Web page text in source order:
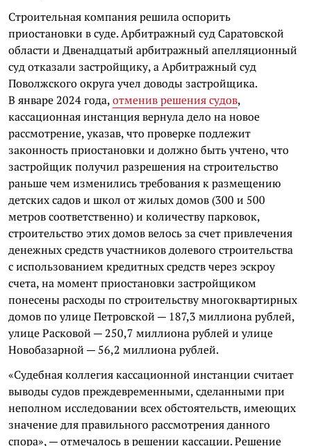
Строительная компания решила оспорить
приостановки в суде. Арбитражный суд Саратовской
области и Двенадцатый арбитражный апелляционный
суд отказали застройщику, а Арбитражный суд
Поволжского округа учел доводы застройщика.
В январе 2024 года,отменив решения судов,
кассационная инстанция вернула дело на новое
рассмотрение, указав, что проверке подлежит
законность приостановки и должно быть учтено, что
застройщик получил разрешения на строительство
раньше чем изменились требования к размещению
детских садов и школ от жилых домов (300 и 500
метров соответственно) и количеству парковок,
строительство этих домов велось за счет привлечения
денежных средств участников долевого строительства
с использованием кредитных средств через эскроу
счета, на момент приостановки застройщиком
понесены расходы по строительству многоквартирных
домов по улице Петровской — 187,3 миллиона рублей,
улице Расковой — 250,7 миллиона рублей и улице
Новобазарной — 56,2 миллиона рублей.
«Судебная коллегия кассационной инстанции считает
выводы судов преждевременными, сделанными при
неполном исследовании всех обстоятельств, имеющих
значение для правильного рассмотрения данного
спора», — отмечалось в решении кассации. Решение